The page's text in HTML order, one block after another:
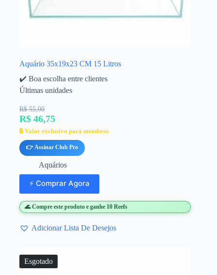
Aquário 35x19x23 CM 15 Litros
✔️ Boa escolha entre clientes
Últimas unidades
R$ 55,00
R$ 46,75
🔒 Valor exclusivo para membros
👉 Assinar Club Pro
Aquários
⚡ Comprar Agora
🌊 Compre este produto e ganhe 10 Reefs
Adicionar Lista De Desejos
Esgotado